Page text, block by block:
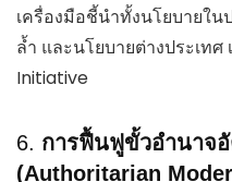
เครื่องมือชี้นำทั้งนโยบายใน
ล้ำ และนโยบายต่างประเท
Initiative
6. การฟื้นฟูขั้วอำนาจ
(Authoritarian